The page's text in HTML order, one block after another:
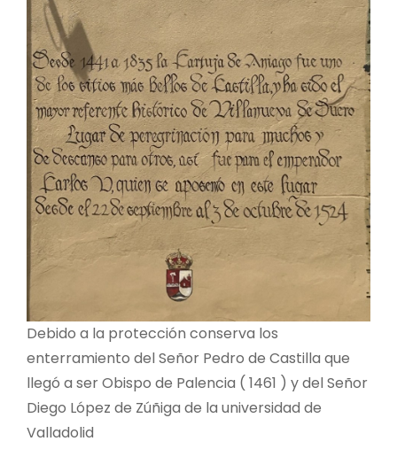
Debido a la protección conserva los
enterramiento del Señor Pedro de Castilla que
llegó a ser Obispo de Palencia ( 1461 ) y del Señor
Diego López de Zúñiga de la universidad de
Valladolid